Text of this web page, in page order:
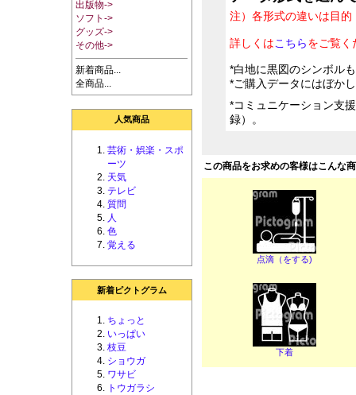
出版物->
ソフト->
グッズ->
その他->
新着商品...
全商品...
人気商品
芸術・娯楽・スポ
ーツ
天気
テレビ
質問
人
色
覚える
新着ピクトグラム
ちょっと
いっぱい
枝豆
ショウガ
ワサビ
トウガラシ
注）各形式の違いは目
詳しくはこちらをご覧く
*白地に黒図のシンボル
*ご購入データにはぼか
*コミュニケーション支
録）。
この商品をお求めの客様はこんな
点滴（をする)
下着